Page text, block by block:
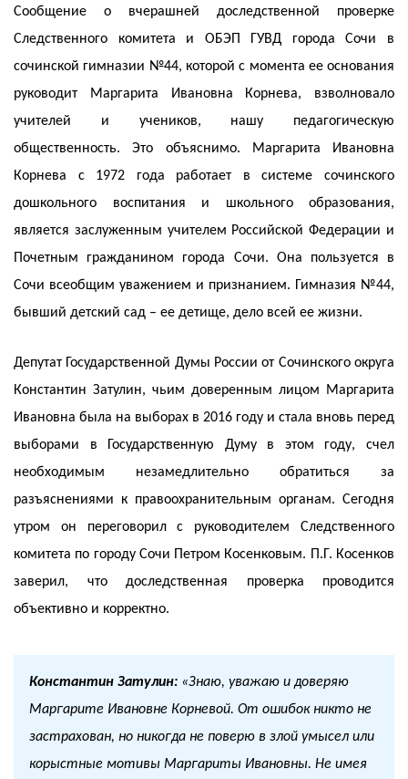
Сообщение о вчерашней доследственной проверке
Следственного комитета и ОБЭП ГУВД города Сочи в
сочинской гимназии №44, которой с момента ее основания
руководит Маргарита Ивановна Корнева, взволновало
учителей и учеников, нашу педагогическую
общественность. Это объяснимо. Маргарита Ивановна
Корнева с 1972 года работает в системе сочинского
дошкольного воспитания и школьного образования,
является заслуженным учителем Российской Федерации и
Почетным гражданином города Сочи. Она пользуется в
Сочи всеобщим уважением и признанием. Гимназия №44,
бывший детский сад – ее детище, дело всей ее жизни.
Депутат Государственной Думы России от Сочинского округа
Константин Затулин, чьим доверенным лицом Маргарита
Ивановна была на выборах в 2016 году и стала вновь перед
выборами в Государственную Думу в этом году, счел
необходимым незамедлительно обратиться за
разъяснениями к правоохранительным органам. Сегодня
утром он переговорил с руководителем Следственного
комитета по городу Сочи Петром Косенковым. П.Г. Косенков
заверил, что доследственная проверка проводится
объективно и корректно.
Константин Затулин:«Знаю, уважаю и доверяю
Маргарите Ивановне Корневой. От ошибок никто не
застрахован, но никогда не поверю в злой умысел или
корыстные мотивы Маргариты Ивановны. Не имея